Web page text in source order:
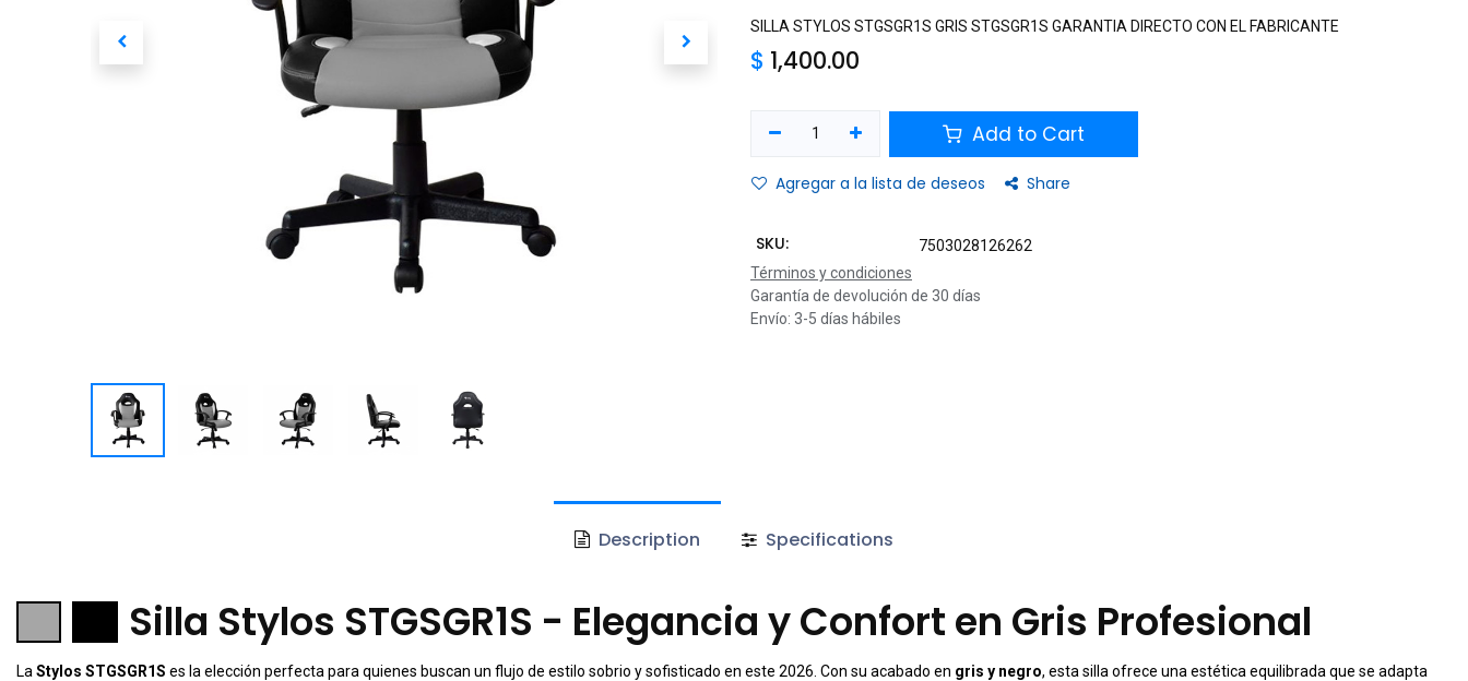
SILLA STYLOS STGSGR1S GRIS STGSGR1S GARANTIA DIRECTO CON EL FABRICANTE
$ 1,400.00
Add to Cart
Agregar a la lista de deseos Share
SKU:
7503028126262
Términos y condiciones
Garantía de devolución de 30 días
Envío: 3-5 días hábiles
Description Specifications
Silla Stylos STGSGR1S - Elegancia y Confort en Gris Profesional
La Stylos STGSGR1S es la elección perfecta para quienes buscan un flujo de estilo sobrio y sofisticado en este 2026. Con su acabado en gris y negro, esta silla ofrece una estética equilibrada que se adapta